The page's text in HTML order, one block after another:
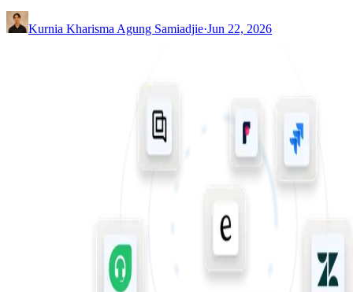
Kurnia Kharisma Agung Samiadjie·Jun 22, 2026